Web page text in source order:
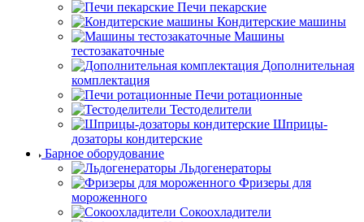
Печи пекарские
Кондитерские машины
Машины
тестозакаточные
Дополнительная
комплектация
Печи ротационные
Тестоделители
Шприцы-
дозаторы кондитерские
Барное оборудование
Льдогенераторы
Фризеры для
мороженного
Сокоохладители